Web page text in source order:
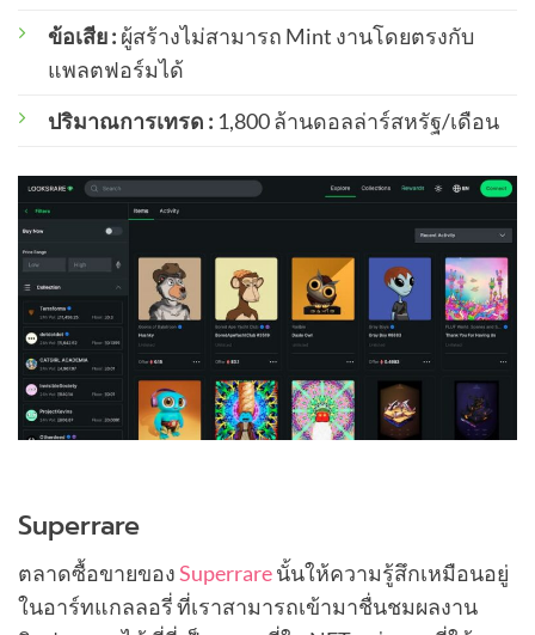
ข้อเสีย : ผู้สร้างไม่สามารถ Mint งานโดยตรงกับ
แพลตฟอร์มได้
ปริมาณการเทรด : 1,800 ล้านดอลล่าร์สหรัฐ/เดือน
Superrare
ตลาดซื้อขายของSuperrareนั้นให้ความรู้สึกเหมือนอยู่
ในอาร์ทแกลลอรี่ ที่เราสามารถเข้ามาชื่นชมผลงาน